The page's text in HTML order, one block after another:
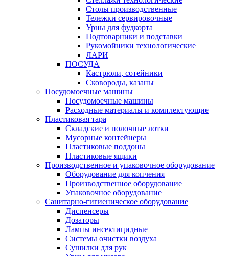
Столы производственные
Тележки сервировочные
Урны для фудкорта
Подтоварники и подставки
Рукомойники технологические
ЛАРИ
ПОСУДА
Кастрюли, сотейники
Сковороды, казаны
Посудомоечные машины
Посудомоечные машины
Расходные материалы и комплектующие
Пластиковая тара
Складские и полочные лотки
Мусорные контейнеры
Пластиковые поддоны
Пластиковые ящики
Производственное и упаковочное оборудование
Оборудование для копчения
Производственное оборудование
Упаковочное оборудование
Санитарно-гигиеническое оборудование
Диспенсеры
Дозаторы
Лампы инсектицидные
Системы очистки воздуха
Сушилки для рук